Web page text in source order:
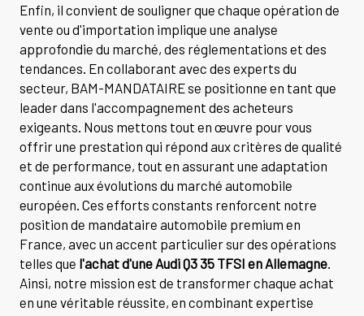
Enfin, il convient de souligner que chaque opération de
vente ou d'importation implique une analyse
approfondie du marché, des réglementations et des
tendances. En collaborant avec des experts du
secteur, BAM-MANDATAIRE se positionne en tant que
leader dans l'accompagnement des acheteurs
exigeants. Nous mettons tout en œuvre pour vous
offrir une prestation qui répond aux critères de qualité
et de performance, tout en assurant une adaptation
continue aux évolutions du marché automobile
européen. Ces efforts constants renforcent notre
position de mandataire automobile premium en
France, avec un accent particulier sur des opérations
telles que l'achat d'une Audi Q3 35 TFSI en Allemagne.
Ainsi, notre mission est de transformer chaque achat
en une véritable réussite, en combinant expertise